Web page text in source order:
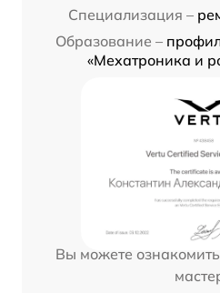
Специализация –
Образование –
«Мехатроника и
Вы можете